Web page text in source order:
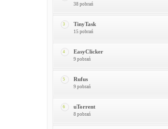
38 pobrań
3 TinyTask
15 pobrań
4 EasyClicker
9 pobrań
5 Rufus
9 pobrań
6 uTorrent
8 pobrań